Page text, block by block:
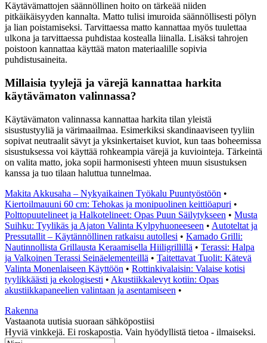
Käytävämattojen säännöllinen hoito on tärkeää niiden
pitkäikäisyyden kannalta. Matto tulisi imuroida säännöllisesti pölyn
ja lian poistamiseksi. Tarvittaessa matto kannattaa myös tuulettaa
ulkona ja tarvittaessa puhdistaa kostealla liinalla. Lisäksi tahrojen
poistoon kannattaa käyttää maton materiaalille sopivia
puhdistusaineita.
Millaisia tyylejä ja värejä kannattaa harkita
käytävämaton valinnassa?
Käytävämaton valinnassa kannattaa harkita tilan yleistä
sisustustyyliä ja värimaailmaa. Esimerkiksi skandinaaviseen tyyliin
sopivat neutraalit sävyt ja yksinkertaiset kuviot, kun taas boheemissa
sisustuksessa voi käyttää rohkeampia värejä ja kuviointeja. Tärkeintä
on valita matto, joka sopii harmonisesti yhteen muun sisustuksen
kanssa ja tuo tilaan haluttua tunnelmaa.
Makita Akkusaha – Nykyaikainen Työkalu Puuntyöstöön •
Kiertoilmauuni 60 cm: Tehokas ja monipuolinen keittiöapuri •
Polttopuutelineet ja Halkotelineet: Opas Puun Säilytykseen • Musta
Suihku: Tyylikäs ja Ajaton Valinta Kylpyhuoneeseen • Autoteltat ja
Pressutallit – Käytännöllinen ratkaisu autollesi • Kamado Grilli:
Nautinnollista Grillausta Keraamisella Hiiligrillillä • Terassi: Halpa
ja Valkoinen Terassi Seinäelementeillä • Taitettavat Tuolit: Kätevä
Valinta Monenlaiseen Käyttöön • Rottinkivalaisin: Valaise kotisi
tyylikkäästi ja ekologisesti • Akustiikkalevyt kotiin: Opas
akustiikkapaneelien valintaan ja asentamiseen •
Rakenna
Vastaanota uutisia suoraan sähköpostiisi
Hyviä vinkkejä. Ei roskapostia. Vain hyödyllistä tietoa - ilmaiseksi.